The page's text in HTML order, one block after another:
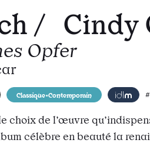
/ Cindy
Opfer
Mastodon
par e-mail
Copiez l’url
Classique•Contemporain
choix de l’œuvre
célèbre en beauté la